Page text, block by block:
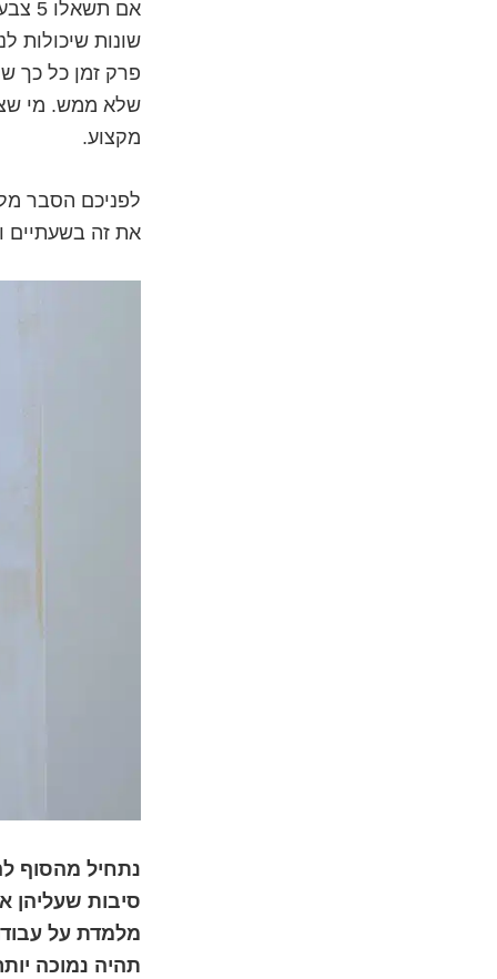
אם
שונות שיכולות
פרק זמן כל כך
שלא ממש. מי
מקצוע.
לפניכם הסבר
את זה בשעתיים
נתחיל מהסוף
סיבות שעליהן
מלמדת על
תהיה נמוכה